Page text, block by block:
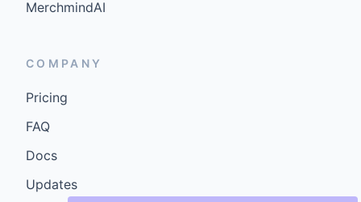
MerchmindAI
COMPANY
Pricing
FAQ
Docs
Updates